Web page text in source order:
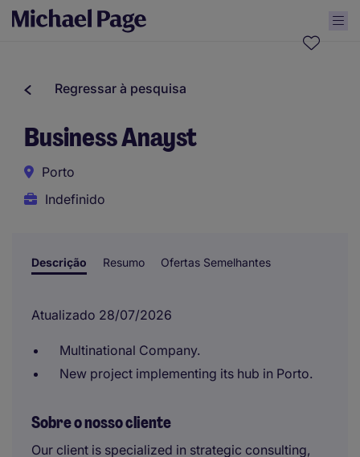
Regressar à pesquisa
Business Anayst
Porto
Indefinido
Descrição Resumo Ofertas Semelhantes
Atualizado 28/07/2026
Multinational Company.
New project implementing its hub in Porto.
Sobre o nosso cliente
Our client is specialized in strategic consulting,